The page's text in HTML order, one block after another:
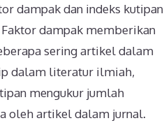
dampak dan indeks kutipan
dampak memberikan
sering artikel dalam
dalam literatur ilmiah,
mengukur jumlah
oleh artikel dalam jurnal.